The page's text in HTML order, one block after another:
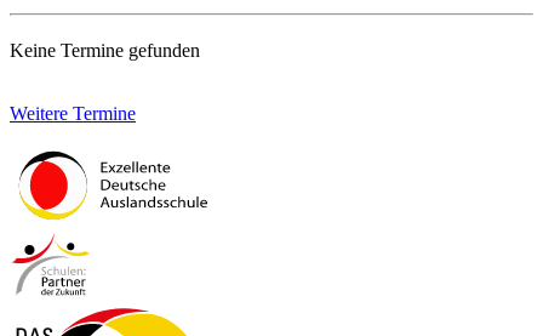
Keine Termine gefunden
Weitere Termine